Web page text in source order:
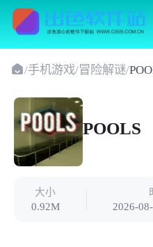
/手机游戏/冒险解谜/
POOLS
大小
0.92M
2026-